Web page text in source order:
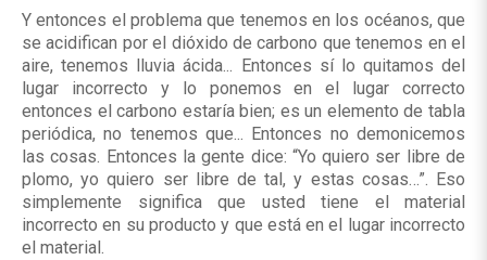
Y entonces el problema que tenemos en los océanos, que
se acidifican por el dióxido de carbono que tenemos en el
aire, tenemos lluvia ácida... Entonces sí lo quitamos del
lugar incorrecto y lo ponemos en el lugar correcto
entonces el carbono estaría bien; es un elemento de tabla
periódica, no tenemos que... Entonces no demonicemos
las cosas. Entonces la gente dice: “Yo quiero ser libre de
plomo, yo quiero ser libre de tal, y estas cosas…”. Eso
simplemente significa que usted tiene el material
incorrecto en su producto y que está en el lugar incorrecto
el material.